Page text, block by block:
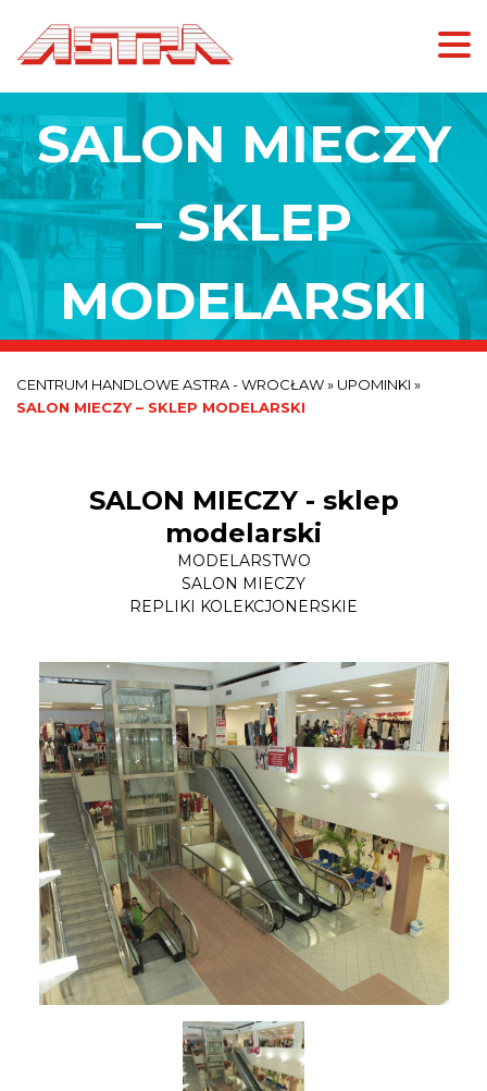
SALON MIECZY
– SKLEP
MODELARSKI
CENTRUM HANDLOWE ASTRA - WROCŁAW» UPOMINKI »
SALON MIECZY – SKLEP MODELARSKI
SALON MIECZY - sklep
modelarski
MODELARSTWO
SALON MIECZY
REPLIKI KOLEKCJONERSKIE